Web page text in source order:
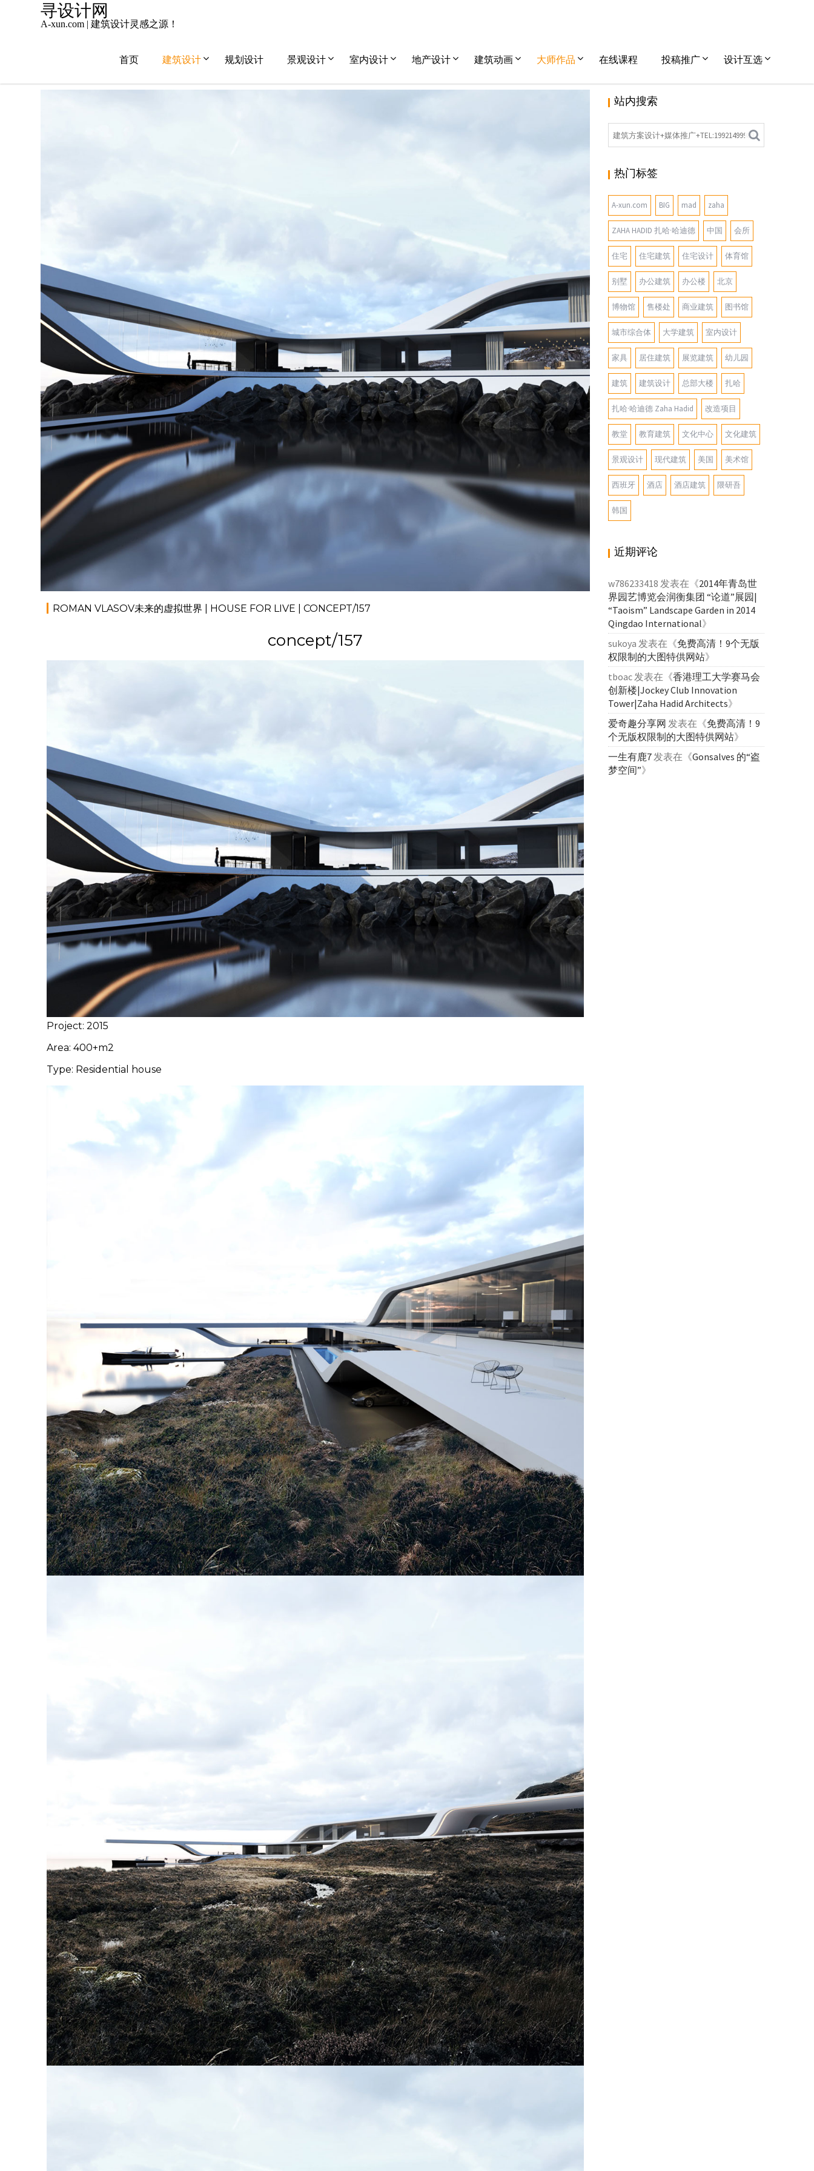
寻设计网
A-xun.com | 建筑设计灵感之源！
首页 建筑设计 规划设计 景观设计 室内设计 地产设计 建筑动画 大师作品 在线课程 投稿推广 设计互选
ROMAN VLASOV未来的虚拟世界 | HOUSE FOR LIVE | CONCEPT/157
concept/157
Project: 2015
Area: 400+m2
Type: Residential house
站内搜索
热门标签
A-xun.com BIG mad zaha
ZAHA HADID 扎哈·哈迪德 中国 会所
住宅 住宅建筑 住宅设计 体育馆
别墅 办公建筑 办公楼 北京
博物馆 售楼处 商业建筑 图书馆
城市综合体 大学建筑 室内设计
家具 居住建筑 展览建筑 幼儿园
建筑 建筑设计 总部大楼 扎哈
扎哈·哈迪德 Zaha Hadid 改造项目
教堂 教育建筑 文化中心 文化建筑
景观设计 现代建筑 美国 美术馆
西班牙 酒店 酒店建筑 隈研吾
韩国
近期评论
w786233418 发表在《2014年青岛世
界园艺博览会润衡集团 “论道”展园|
“Taoism” Landscape Garden in 2014
Qingdao International》
sukoya 发表在《免费高清！9个无版
权限制的大图特供网站》
tboac发表在《香港理工大学赛马会
创新楼|Jockey Club Innovation
Tower|Zaha Hadid Architects》
爱奇趣分享网 发表在《免费高清！9
个无版权限制的大图特供网站》
一生有鹿7发表在《Gonsalves 的“盗
梦空间”》